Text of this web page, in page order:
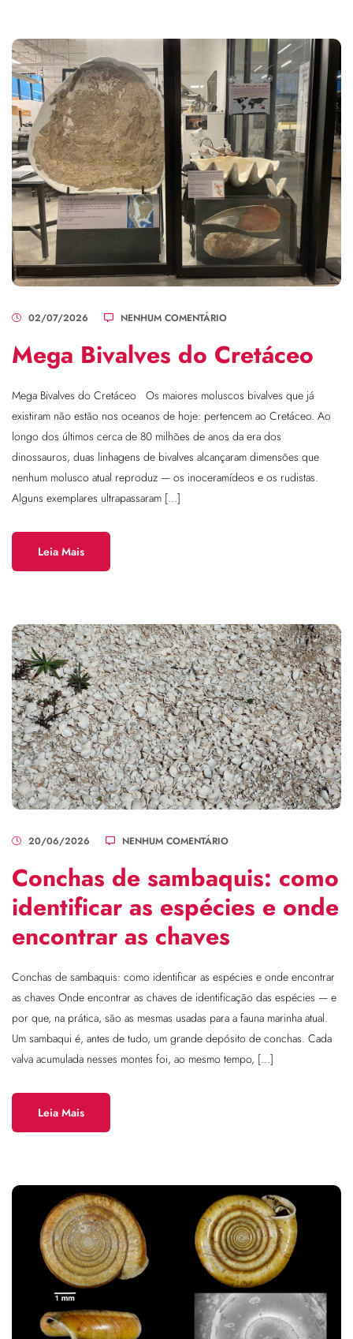
02/07/2026 NENHUM COMENTÁRIO
Mega Bivalves do Cretáceo
Mega Bivalves do Cretáceo Os maiores moluscos bivalves que já
existiram não estão nos oceanos de hoje: pertencem ao Cretáceo. Ao
longo dos últimos cerca de 80 milhões de anos da era dos
dinossauros, duas linhagens de bivalves alcançaram dimensões que
nenhum molusco atual reproduz — os inoceramídeos e os rudistas.
Alguns exemplares ultrapassaram […]
Leia Mais
20/06/2026 NENHUM COMENTÁRIO
Conchas de sambaquis: como
identificar as espécies e onde
encontrar as chaves
Conchas de sambaquis: como identificar as espécies e onde encontrar
as chaves Onde encontrar as chaves de identificação das espécies — e
por que, na prática, são as mesmas usadas para a fauna marinha atual.
Um sambaqui é, antes de tudo, um grande depósito de conchas. Cada
valva acumulada nesses montes foi, ao mesmo tempo, […]
Leia Mais